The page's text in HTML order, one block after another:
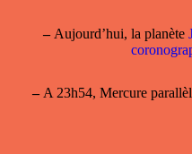
–Aujourd’hui, la planète
–A 23h54, Mercure